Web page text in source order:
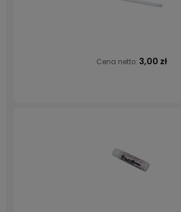
Cena netto: 3,00 zł